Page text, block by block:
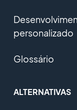
personalizado
Glossário
ALTERNATIVAS